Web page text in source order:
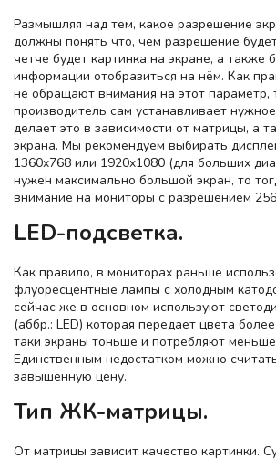
Размышляя над тем, какое разрешение
должны понять что, чем разрешение
четче будет картинка на экране, а также
информации отобразиться на нём. Как
не обращают внимания на этот параметр,
производитель сам устанавливает
делает это в зависимости от матрицы, а
экрана. Мы рекомендуем выбирать
1360x768 или 1920x1080 (для больших
нужен максимально большой экран, то
внимание на мониторы с разрешением
LED-подсветка.
Как правило, в мониторах раньше
флуоресцентные лампы с холодным
сейчас же в основном используют
(аббр.: LED) которая передает цвета
таки экраны тоньше и потребляют меньше
Единственным недостатком можно
завышенную цену.
Тип ЖК-матрицы.
От матрицы зависит качество картинки.